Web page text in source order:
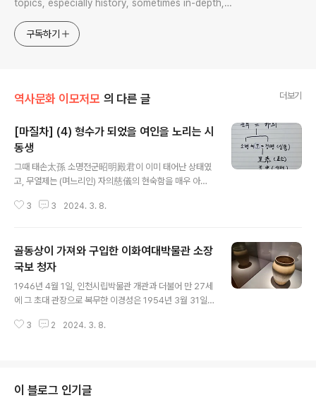
topics, especially history, sometimes in-depth,
approach will be to resist any common sense or
generalized viewpoint
구독하기
역사문화 이모저모 의 다른 글 더보기
[마질차] (4) 형수가 되었을 여인을 노리는 시
동생
그때 태손太孫 소명전군昭明殿君이 이미 태어난 상태였
고, 무열제는 (며느리인) 자의慈儀의 현숙함을 매우 아꼈
돌한테 풍월주 자리를 물려준 때다. 이때가 656년 태종무
전에 태어났다. 소명을 전군이라 부르는 까닭은 아직 정식
왕자 혹은 태손으로 임명되기 전이었기 때문이다. 전군은
정식 왕자보다는 한 등급 낮은 왕의 아들을 지칭하는 호칭
이다. 이 두 가지 증언과 삼국사기 김흠운 열전을 종합할
운은 655년 백제와의 조천성 전투에 출전했다가 장렬히
3 3 2024. 3. 8.
골동상이 가져와 구입한 이화여대박물관 소장
국보 청자
1946년 4월 1일, 인천시립박물관 개관과 더불어 만 27세
에 그 초대 관장으로 복무한 이경성은 1954년 3월 31일,
로 옮긴다. 그 자신의 이력서에는 이 무렵 홍익대 연세대 한
었는지 그 이유가 회고록에는 거의 드러나지 아니하는데,
외압이 있었던 게 아닌가 하는 심증을 강하게 준다. 이러한
3 2 2024. 3. 8.
이 블로그 인기글